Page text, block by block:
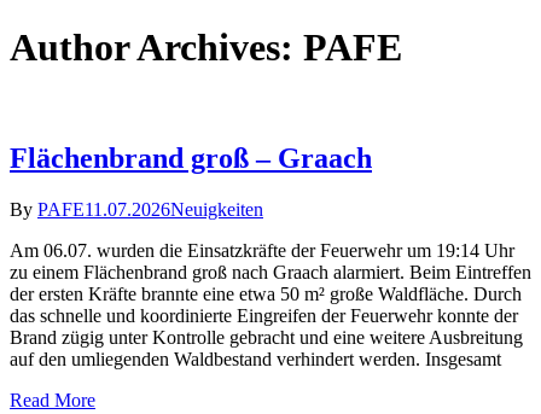
Author Archives: PAFE
Flächenbrand groß – Graach
By PAFE11.07.2026Neuigkeiten
Am 06.07. wurden die Einsatzkräfte der Feuerwehr um 19:14 Uhr
zu einem Flächenbrand groß nach Graach alarmiert. Beim Eintreffen
der ersten Kräfte brannte eine etwa 50 m² große Waldfläche. Durch
das schnelle und koordinierte Eingreifen der Feuerwehr konnte der
Brand zügig unter Kontrolle gebracht und eine weitere Ausbreitung
auf den umliegenden Waldbestand verhindert werden. Insgesamt
Read More